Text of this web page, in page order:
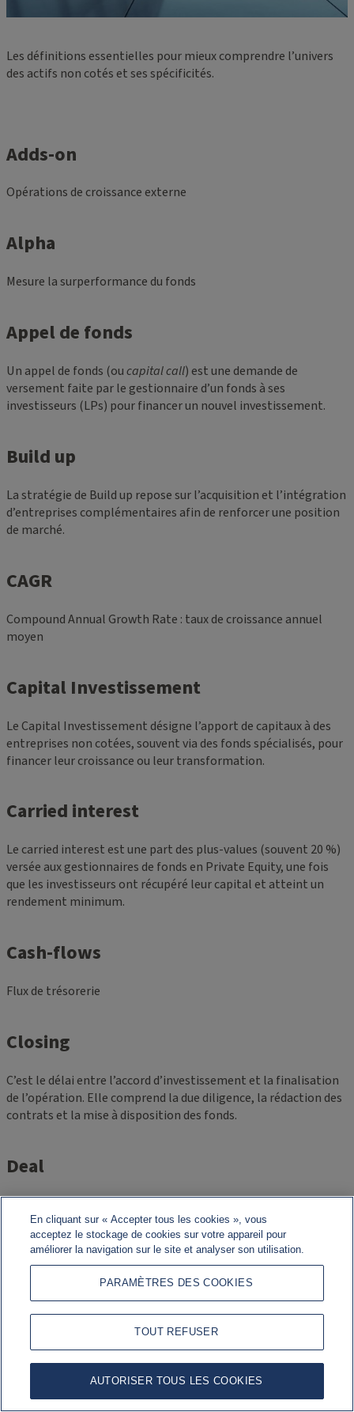
Les définitions essentielles pour mieux comprendre l’univers
des actifs non cotés et ses spécificités.
Adds-on
Opérations de croissance externe
Alpha
Mesure la surperformance du fonds
Appel de fonds
Un appel de fonds (oucapital call) est une demande de
versement faite par le gestionnaire d’un fonds à ses
investisseurs (LPs) pour financer un nouvel investissement.
Build up
La stratégie de Build up repose sur l’acquisition et l’intégration
d’entreprises complémentaires afin de renforcer une position
de marché.
CAGR
Compound Annual Growth Rate : taux de croissance annuel
moyen
Capital Investissement
Le Capital Investissement désigne l’apport de capitaux à des
entreprises non cotées, souvent via des fonds spécialisés, pour
financer leur croissance ou leur transformation.
Carried interest
Le carried interest est une part des plus-values (souvent 20 %)
versée aux gestionnaires de fonds en Private Equity, une fois
que les investisseurs ont récupéré leur capital et atteint un
rendement minimum.
Cash-flows
Flux de trésorerie
Closing
C’est le délai entre l’accord d’investissement et la finalisation
de l’opération. Elle comprend la due diligence, la rédaction des
contrats et la mise à disposition des fonds.
Deal
Dette Mezzanine
entre dette et capital. Elle est subordonnée à la dette senior
mais prioritaire sur les actions.
Dette Senior
En cliquant sur « Accepter tous les cookies », vous
acceptez le stockage de cookies sur votre appareil pour
améliorer la navigation sur le site et analyser son utilisation.
PARAMÈTRES DES COOKIES
TOUT REFUSER
AUTORISER TOUS LES COOKIES